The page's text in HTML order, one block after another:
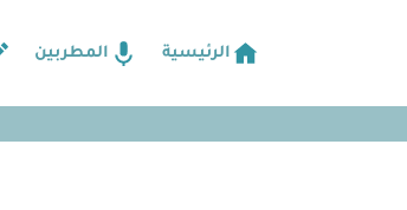
الرئيسية المطربين